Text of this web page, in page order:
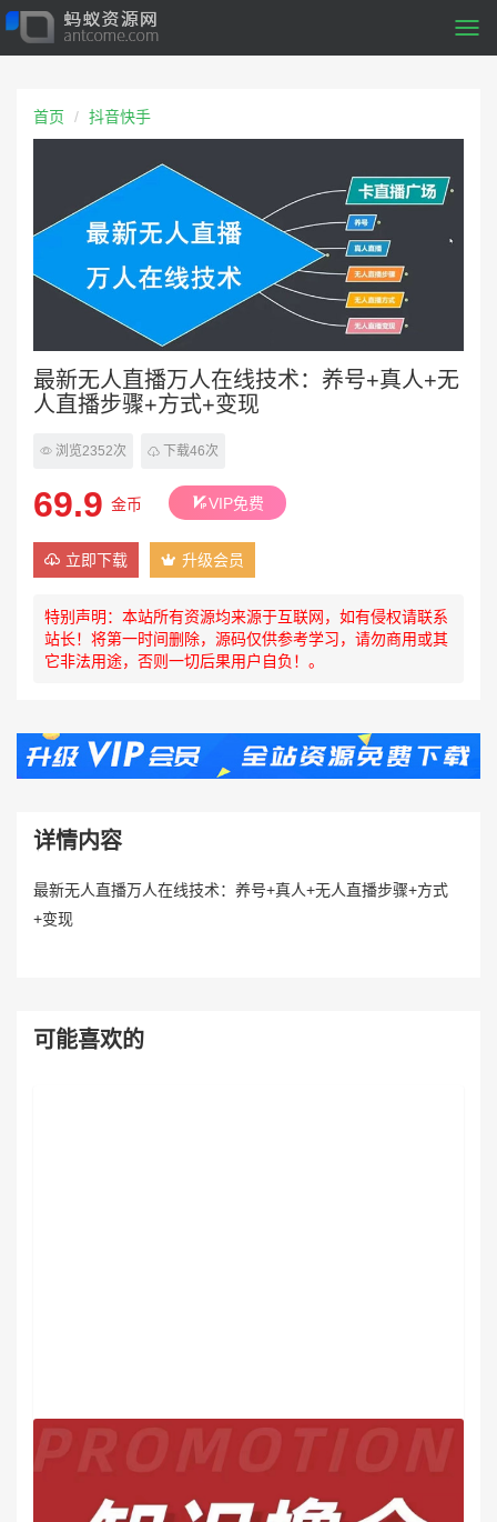
首页 抖音快手
最新无人直播万人在线技术：养号+真人+无
人直播步骤+方式+变现
浏览2352次 下载46次
69.9 金币 VIP免费
立即下载 升级会员
特别声明：本站所有资源均来源于互联网，如有侵权请联系
站长！将第一时间删除，源码仅供参考学习，请勿商用或其
它非法用途，否则一切后果用户自负！。
详情内容
最新无人直播万人在线技术：养号+真人+无人直播步骤+方式
+变现
可能喜欢的